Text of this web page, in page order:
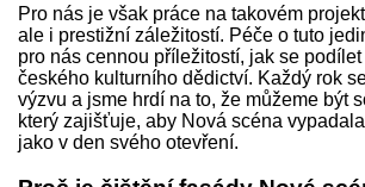
Pro nás je však práce na takovém
ale i prestižní záležitostí. Péče o tuto
pro nás cennou příležitostí, jak se
českého kulturního dědictví. Každý rok
výzvu a jsme hrdí na to, že můžeme být
který zajišťuje, aby Nová scéna
jako v den svého otevření.